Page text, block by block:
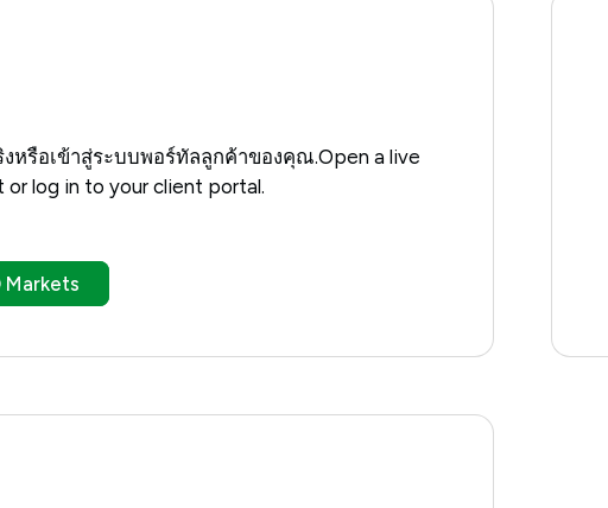
หรือเข้าสู่ระบบพอร์ทัลลูกค้าของคุณ.Open a live
or log in to your client portal.